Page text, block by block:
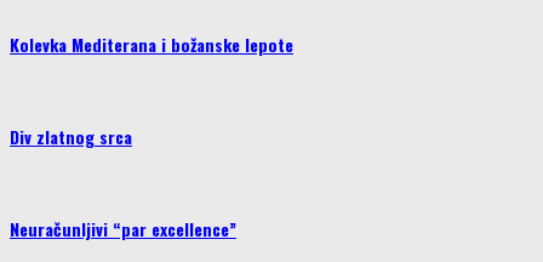
Kolevka Mediterana i božanske lepote
Div zlatnog srca
Neuračunljivi “par excellence”